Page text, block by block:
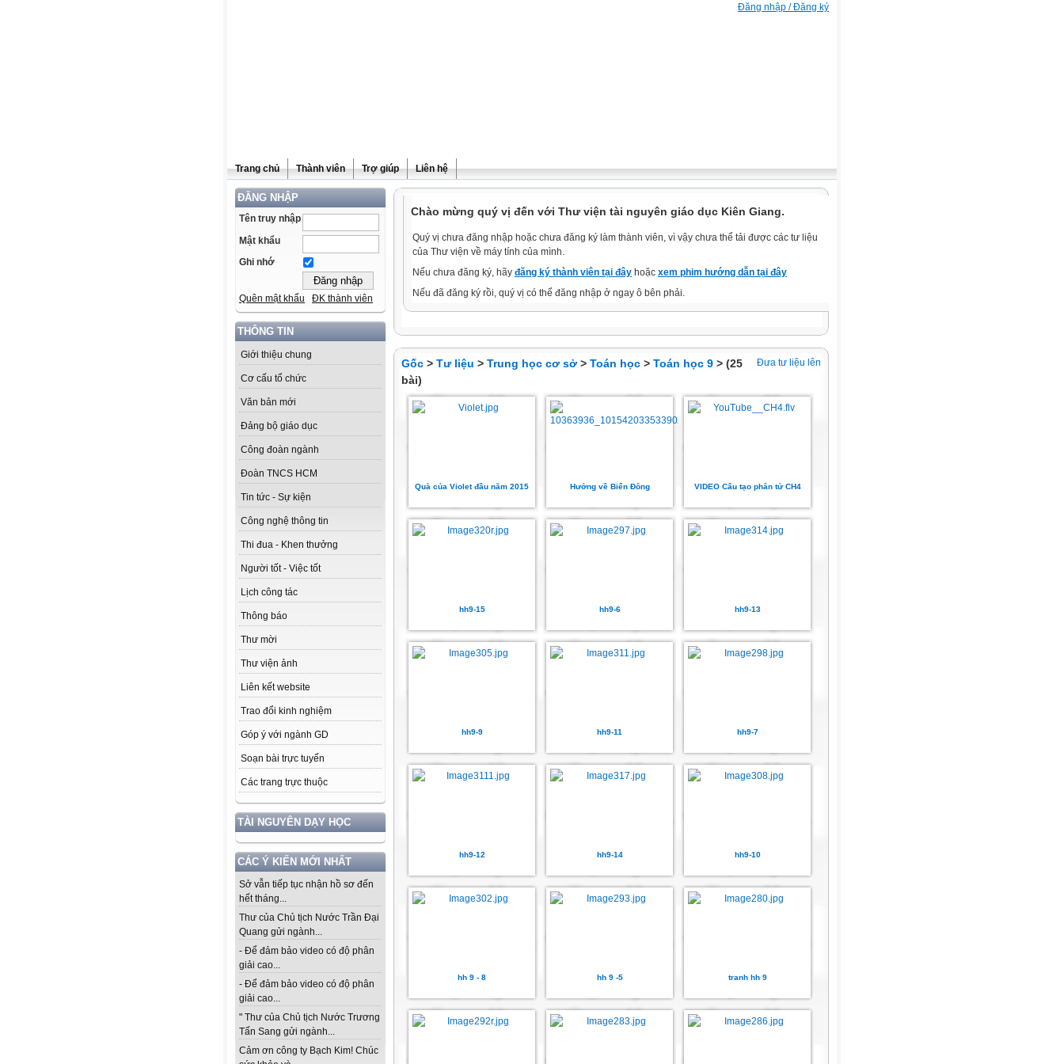
Đăng nhập / Đăng ký
Trang chủ Thành viên Trợ giúp Liên hệ
ĐĂNG NHẬP
Tên truy nhập
Mật khẩu
Ghi nhớ
Quên mật khẩu ĐK thành viên
THÔNG TIN
Giới thiệu chung
Cơ cấu tổ chức
Văn bản mới
Đảng bộ giáo dục
Công đoàn ngành
Đoàn TNCS HCM
Tin tức - Sự kiện
Công nghệ thông tin
Thi đua - Khen thưởng
Người tốt - Việc tốt
Lịch công tác
Thông báo
Thư mời
Thư viện ảnh
Liên kết website
Trao đổi kinh nghiệm
Góp ý với ngành GD
Soạn bài trực tuyến
Các trang trực thuộc
TÀI NGUYÊN DẠY HỌC
CÁC Ý KIẾN MỚI NHẤT
Sở vẫn tiếp tục nhận hồ sơ đến
hết tháng...
Thư của Chủ tịch Nước Trần Đại
Quang gửi ngành...
- Để đảm bảo video có độ phân
giải cao...
- Để đảm bảo video có độ phân
giải cao...
" Thư của Chủ tịch Nước Trương
Tấn Sang gửi ngành...
Cảm ơn công ty Bạch Kim! Chúc
Chào mừng quý vị đến với Thư viện tài nguyên giáo dục Kiên Giang.
Quý vị chưa đăng nhập hoặc chưa đăng ký làm thành viên, vì vậy chưa thể tải được các tư liệu
của Thư viện về máy tính của mình.
Nếu chưa đăng ký, hãy đăng ký thành viên tại đây hoặc xem phim hướng dẫn tại đây
Nếu đã đăng ký rồi, quý vị có thể đăng nhập ở ngay ô bên phải.
Đưa tư liệu lên
Gốc > Tư liệu > Trung học cơ sở > Toán học > Toán học 9 > (25
bài)
Quà của Violet đầu năm 2015 Hướng về Biển Đông VIDEO Cấu tạo phân tử CH4
hh9-15 hh9-6 hh9-13
hh9-9 hh9-11 hh9-7
hh9-12 hh9-14 hh9-10
hh 9 - 8 hh 9 -5 tranh hh 9